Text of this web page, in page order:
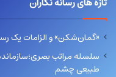
«گمان‌شکن» و الزامات یک
سلسله مراتب
طبیعی چشم